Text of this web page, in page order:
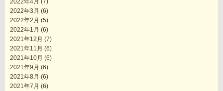
2022年4月 (7)
2022年3月 (6)
2022年2月 (5)
2022年1月 (6)
2021年12月 (7)
2021年11月 (6)
2021年10月 (6)
2021年9月 (6)
2021年8月 (6)
2021年7月 (6)